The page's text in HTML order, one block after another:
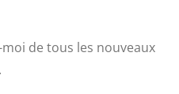
moi de tous les nouveaux